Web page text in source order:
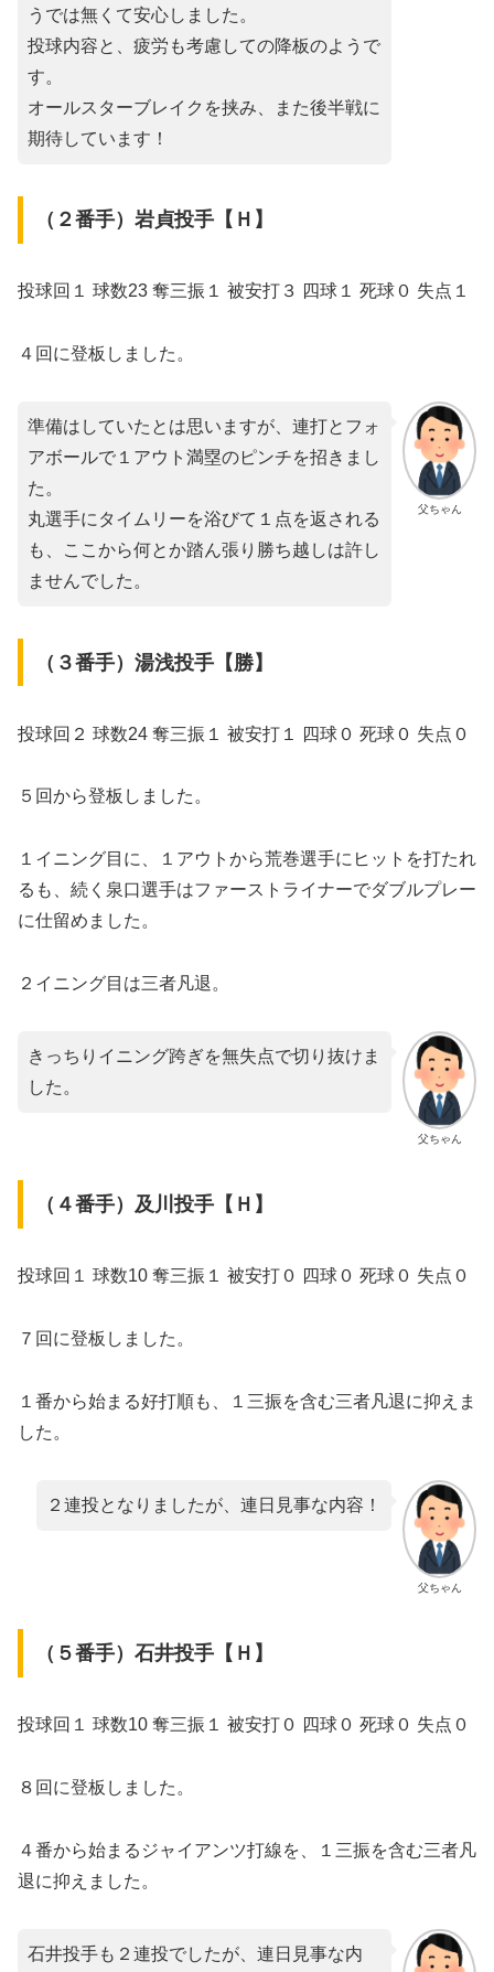
うでは無くて安心しました。
投球内容と、疲労も考慮しての降板のようで
す。
オールスターブレイクを挟み、また後半戦に
期待しています！
（２番手）岩貞投手【Ｈ】
投球回１ 球数23 奪三振１ 被安打３ 四球１ 死球０ 失点１
４回に登板しました。
父ちゃん
準備はしていたとは思いますが、連打とフォ
アボールで１アウト満塁のピンチを招きまし
た。
丸選手にタイムリーを浴びて１点を返される
も、ここから何とか踏ん張り勝ち越しは許し
ませんでした。
（３番手）湯浅投手【勝】
投球回２ 球数24 奪三振１ 被安打１ 四球０ 死球０ 失点０
５回から登板しました。
１イニング目に、１アウトから荒巻選手にヒットを打たれ
るも、続く泉口選手はファーストライナーでダブルプレー
に仕留めました。
２イニング目は三者凡退。
父ちゃん
きっちりイニング跨ぎを無失点で切り抜けま
した。
（４番手）及川投手【Ｈ】
投球回１ 球数10 奪三振１ 被安打０ 四球０ 死球０ 失点０
７回に登板しました。
１番から始まる好打順も、１三振を含む三者凡退に抑えま
した。
父ちゃん
２連投となりましたが、連日見事な内容！
（５番手）石井投手【Ｈ】
投球回１ 球数10 奪三振１ 被安打０ 四球０ 死球０ 失点０
８回に登板しました。
４番から始まるジャイアンツ打線を、１三振を含む三者凡
退に抑えました。
石井投手も２連投でしたが、連日見事な内